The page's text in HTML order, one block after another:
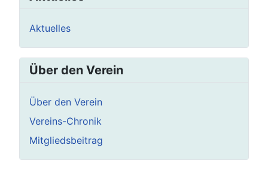
Aktuelles
Über den Verein
Über den Verein
Vereins-Chronik
Mitgliedsbeitrag